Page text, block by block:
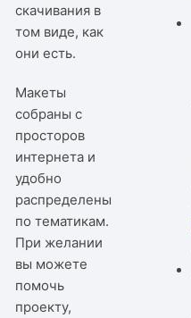
скачивания в
том виде, как
они есть.
Макеты
собраны с
просторов
интернета и
удобно
распределены
по тематикам.
При желании
вы можете
помочь
проекту,